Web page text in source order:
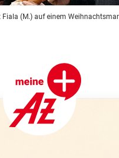
Fiala (M.) auf einem